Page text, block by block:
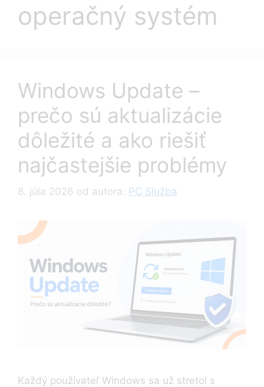
operačný systém
Windows Update –
prečo sú aktualizácie
dôležité a ako riešiť
najčastejšie problémy
8. júla 2026 od autora: PC Služba
Každý používateľ Windows sa už stretol s